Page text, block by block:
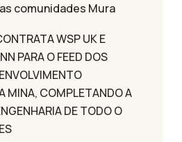
comunidades Mura
WSP UK E
PARA O FEED DOS
MINA, COMPLETANDO A
DE TODO O